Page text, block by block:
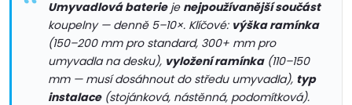
Umyvadlová baterieje nejpoužívanější součást
koupelny — denně 5–10×. Klíčové: výška ramínka
(150–200 mm pro standard, 300+ mm pro
umyvadla na desku), vyložení ramínka(110–150
mm — musí dosáhnout do středu umyvadla), typ
instalace(stojánková, nástěnná, podomítková).